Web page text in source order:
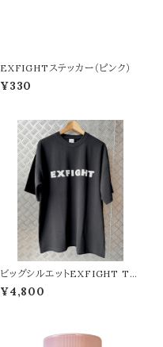
EXFIGHTステッカー（ピンク）
¥330
ビッグシルエットEXFIGHT Tシ
ャツ（ブラック）
¥4,800